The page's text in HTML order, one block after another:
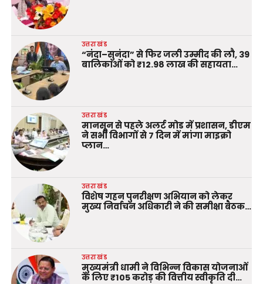
उत्तराखंड
“नंदा–सुनंदा” से फिर जली उम्मीद की लौ, 39
बालिकाओं को ₹12.98 लाख की सहायता…
उत्तराखंड
मानसून से पहले अलर्ट मोड में प्रशासन, डीएम
ने सभी विभागों से 7 दिन में मांगा माइक्रो
प्लान…
उत्तराखंड
विशेष गहन पुनरीक्षण अभियान को लेकर
मुख्य निर्वाचन अधिकारी ने की समीक्षा बैठक…
उत्तराखंड
मुख्यमंत्री धामी ने विभिन्न विकास योजनाओं
के लिए ₹105 करोड़ की वित्तीय स्वीकृति दी…